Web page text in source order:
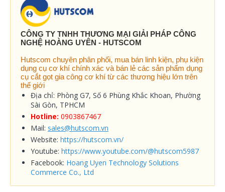
CÔNG TY TNHH THƯƠNG MẠI GIẢI PHÁP CÔNG
NGHỆ HOÀNG UYÊN - HUTSCOM
Hutscom chuyên phân phối, mua bán linh kiện, phụ kiện
dụng cụ cơ khí chính xác và bán lẻ các sản phẩm dụng
cụ cắt gọt gia công cơ khí từ các thương hiệu lớn trên
thế giới
Địa chỉ: Phòng G7, Số 6 Phùng Khắc Khoan, Phường
Sài Gòn, TPHCM
Hotline: 0903867467
Mail: sales@hutscom.vn
Website: https://hutscom.vn/
Youtube: https://www.youtube.com/@hutscom5987
Facebook: Hoang Uyen Technology Solutions
Commerce Co., Ltd